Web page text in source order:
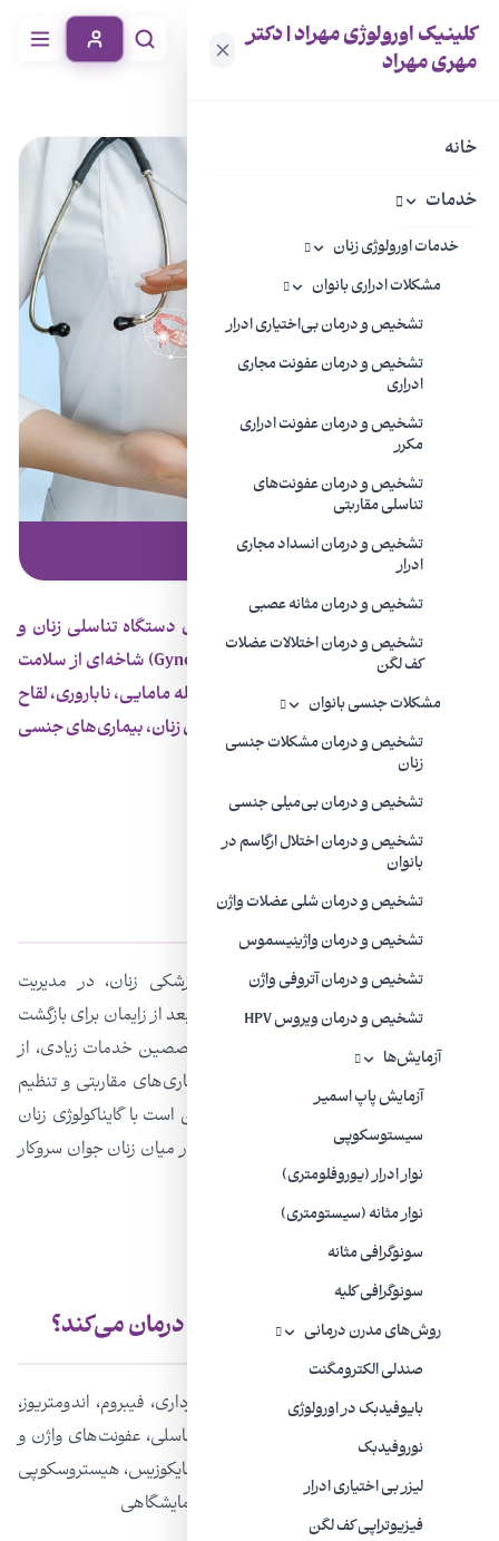
کلینیک اورولوژی مهراد | دکتر
مهری مهراد
خانه
خدمات
خدمات اورولوژی زنان
مشکلات ادراری بانوان
تشخیص و درمان بی‌اختیاری ادرار
تشخیص و درمان عفونت مجاری
ادراری
تشخیص و درمان عفونت ادراری
مکرر
تشخیص و درمان عفونت‌های
تناسلی مقاربتی
تشخیص و درمان انسداد مجاری
ادرار
تشخیص و درمان مثانه عصبی
تشخیص و درمان اختلالات عضلات
کف لگن
مشکلات جنسی بانوان
تشخیص و درمان مشکلات جنسی
زنان
تشخیص و درمان بی‌میلی جنسی
تشخیص و درمان اختلال ارگاسم در
بانوان
تشخیص و درمان شلی عضلات واژن
تشخیص و درمان واژینیسموس
تشخیص و درمان آتروفی واژن
تشخیص و درمان ویروس HPV
آزمایش‌ها
آزمایش پاپ اسمیر
سیستوسکوپی
نوار ادرار (یوروفلومتری)
نوار مثانه (سیستومتری)
سونوگرافی مثانه
سونوگرافی کلیه
روش‌های مدرن درمانی
صندلی الکترومگنت
بایوفیدبک در اورولوژی
نوروفیدبک
لیزر بی‌ اختیاری ادرار
فیزیوتراپی کف لگن
بدون دسته‌بندی | ۱۹ اردیبهشت ۱۴۰۱
گایناکولوژی چیست؟
گایناکولوژی، تخصص مربوط به بیماری‌های دستگاه تناسلی زنان و
همچنین غدد درون ریز (انگلیسی: Gynecology) شاخه‌ای از سلامت
زنان است که زیرشاخه‌های زیادی دارد؛ از جمله مامایی، ناباروری، لقاح
آزمایشگاهی (IVF)، تنظیم خانواده، انکولوژی زنان، بیماری‌های جنسی
و مشکلات جنسی
گایناکولوژیست کیست؟
گایناکولوژیست و متخصص مراقبت‌های پزشکی زنان، در مدیریت
بارداری، زایمان و نفاس (دوره استراحت رحم بعد از زایمان برای بازگشت
به وضعیت طبیعی) تخصص دارند. این متخصصین خدمات زیادی، از
مراقبت‌های پیشگیرانه گرفته تا تشخیص بیماری‌های مقاربتی و تنظیم
خانواده را ارائه می‌دهد. آنها همچنین ممکن است با گایناکولوژی زنان
نوجوان و غدد درون ریز یا مشکلات رفتاری در میان زنان جوان سروکار
داشته باشند.
گایناکولوژیست چه بیماری‌هایی را درمان می‌کند؟
بارداری، حاملگی خارجی، سقط جنین در بارداری، فیبروم، اندومتریوز،
اختلالات قاعدگی، سلامت دهانه رحم، زگیل تناسلی، عفونت‌های واژن و
، واژینیت، مایکوزیس، هیستروسکوپی
و لاپاراسکوپی و راه حل‌های مربوط به لقاح آزمایشگاهی